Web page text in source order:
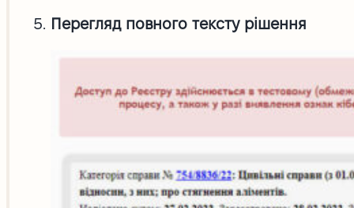
Перегляд повного тексту рішення